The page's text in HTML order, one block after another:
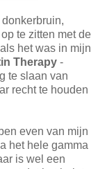
te zitten met de
het was in mijn
Therapy -
te slaan van
recht te houden
even van mijn
het hele gamma
is wel een